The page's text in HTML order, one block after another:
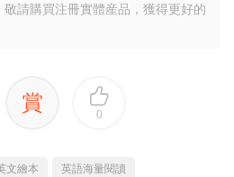
請購買注冊實體産品，獲得更好的
賞 0
文繪本 英語海量閱讀